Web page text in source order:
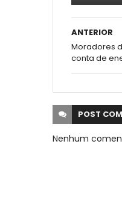
ANTERIOR
Moradores
conta de
POST
Nenhum